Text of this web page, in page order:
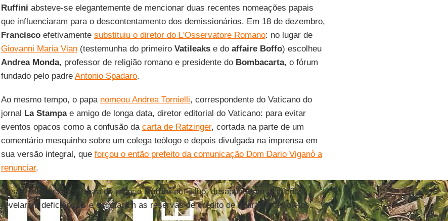
Ruffini absteve-se elegantemente de mencionar duas recentes nomeações papais
que influenciaram para o descontentamento dos demissionários. Em 18 de dezembro,
Franciscoefetivamente substituiu o diretor do L'Osservatore Romano: no lugar de
Giovanni Maria Vian(testemunha do primeiro Vatileakse doaffaire Boffo) escolheu
Andrea Monda, professor de religião romano e presidente do Bombacarta, o fórum
fundado pelo padre Antonio Spadaro.
Ao mesmo tempo, o papa nomeou Andrea Tornielli, correspondente do Vaticano do
jornal La Stampae amigo de longa data, diretor editorial do Vaticano: para evitar
eventos opacos como a confusão da carta de Ratzinger, cortada na parte de um
comentário mesquinho sobre um colega teólogo e depois divulgada na imprensa em
sua versão integral, que forçou o então prefeito da comunicação Dom Dario Viganò a
renunciar.
Essas nomeações, após a do próprioRuffiniem julho, desapontaram ambições,
revelaram deficiências e esgotaram as reservas de crédito de aparatos obsoletos.